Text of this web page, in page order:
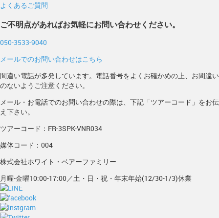
よくあるご質問
ご不明点があればお気軽にお問い合わせください。
050-3533-9040
メールでのお問い合わせはこちら
間違い電話が多発しています。電話番号をよくお確かめの上、お間違い
のないようご注意ください。
メール・お電話でのお問い合わせの際は、下記「ツアーコード」をお伝
え下さい。
ツアーコード：FR-3SPK-VNR034
媒体コード：004
株式会社ホワイト・ベアーファミリー
月曜-金曜10:00-17:00／土・日・祝・年末年始(12/30-1/3)休業